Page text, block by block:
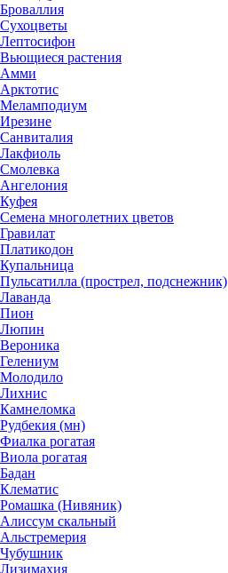
Броваллия
Сухоцветы
Лептосифон
Вьющиеся растения
Амми
Арктотис
Меламподиум
Ирезине
Санвиталия
Лакфиоль
Смолевка
Ангелония
Куфея
Семена многолетних цветов
Гравилат
Платикодон
Купальница
Пульсатилла (прострел, подснежник)
Лаванда
Пион
Люпин
Вероника
Гелениум
Молодило
Лихнис
Камнеломка
Рудбекия (мн)
Фиалка рогатая
Виола рогатая
Бадан
Клематис
Ромашка (Нивяник)
Алиссум скальный
Альстремерия
Чубушник
Лизимахия